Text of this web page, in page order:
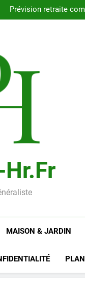
Prévision retraite
Épargne
Hr.fr
MAISON & JARDIN